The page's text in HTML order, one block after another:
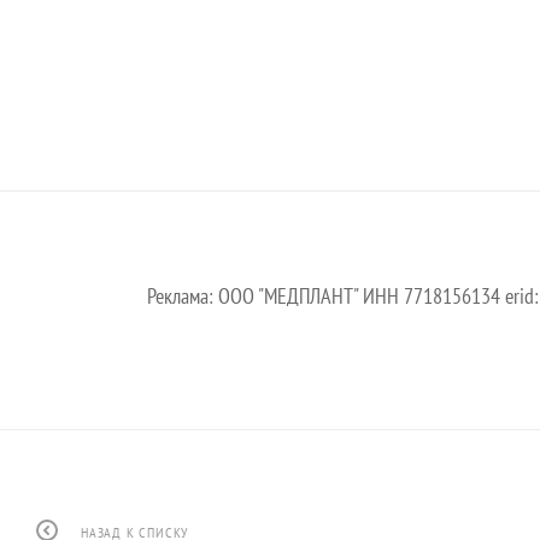
Реклама: ООО "МЕДПЛАНТ" ИНН 7718156134 erid:
НАЗАД К СПИСКУ